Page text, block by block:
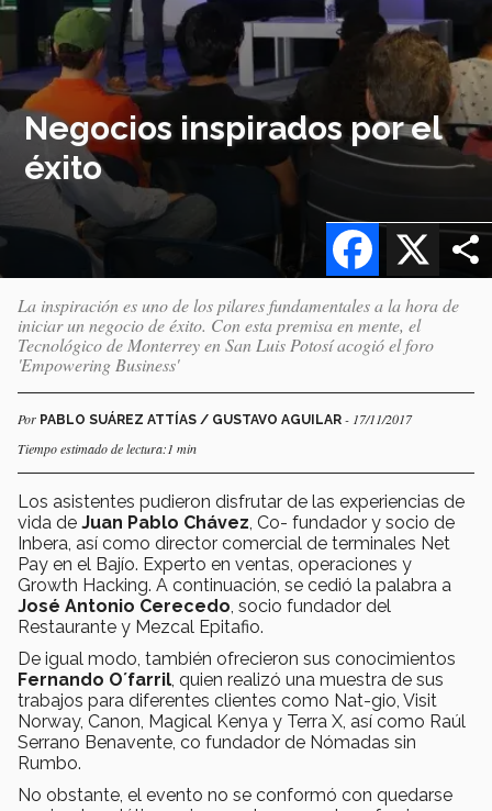
Negocios inspirados por el
éxito
X
Facebook
​La inspiración es uno de los pilares fundamentales a la hora de
iniciar un negocio de éxito. Con esta premisa en mente, el
Tecnológico de Monterrey en San Luis Potosí acogió el foro
'Empowering Business'
Por PABLO SUÁREZ ATTÍAS / GUSTAVO AGUILAR - 17/11/2017
Tiempo estimado de lectura:1 min
Los asistentes pudieron disfrutar de las experiencias de
vida de Juan Pablo Chávez , Co- fundador y socio de
Inbera, así como director comercial de terminales Net
Pay en el Bajío. Experto en ventas, operaciones y
Growth Hacking. A continuación, se cedió la palabra a
José Antonio Cerecedo , socio fundador del
Restaurante y Mezcal Epitafio.
De igual modo, también ofrecieron sus conocimientos
Fernando O´farril , quien realizó una muestra de sus
trabajos para diferentes clientes como Nat-gio, Visit
Norway, Canon, Magical Kenya y Terra X, así como Raúl
Serrano Benavente, co fundador de Nómadas sin
Rumbo.
No obstante, el evento no se conformó con quedarse